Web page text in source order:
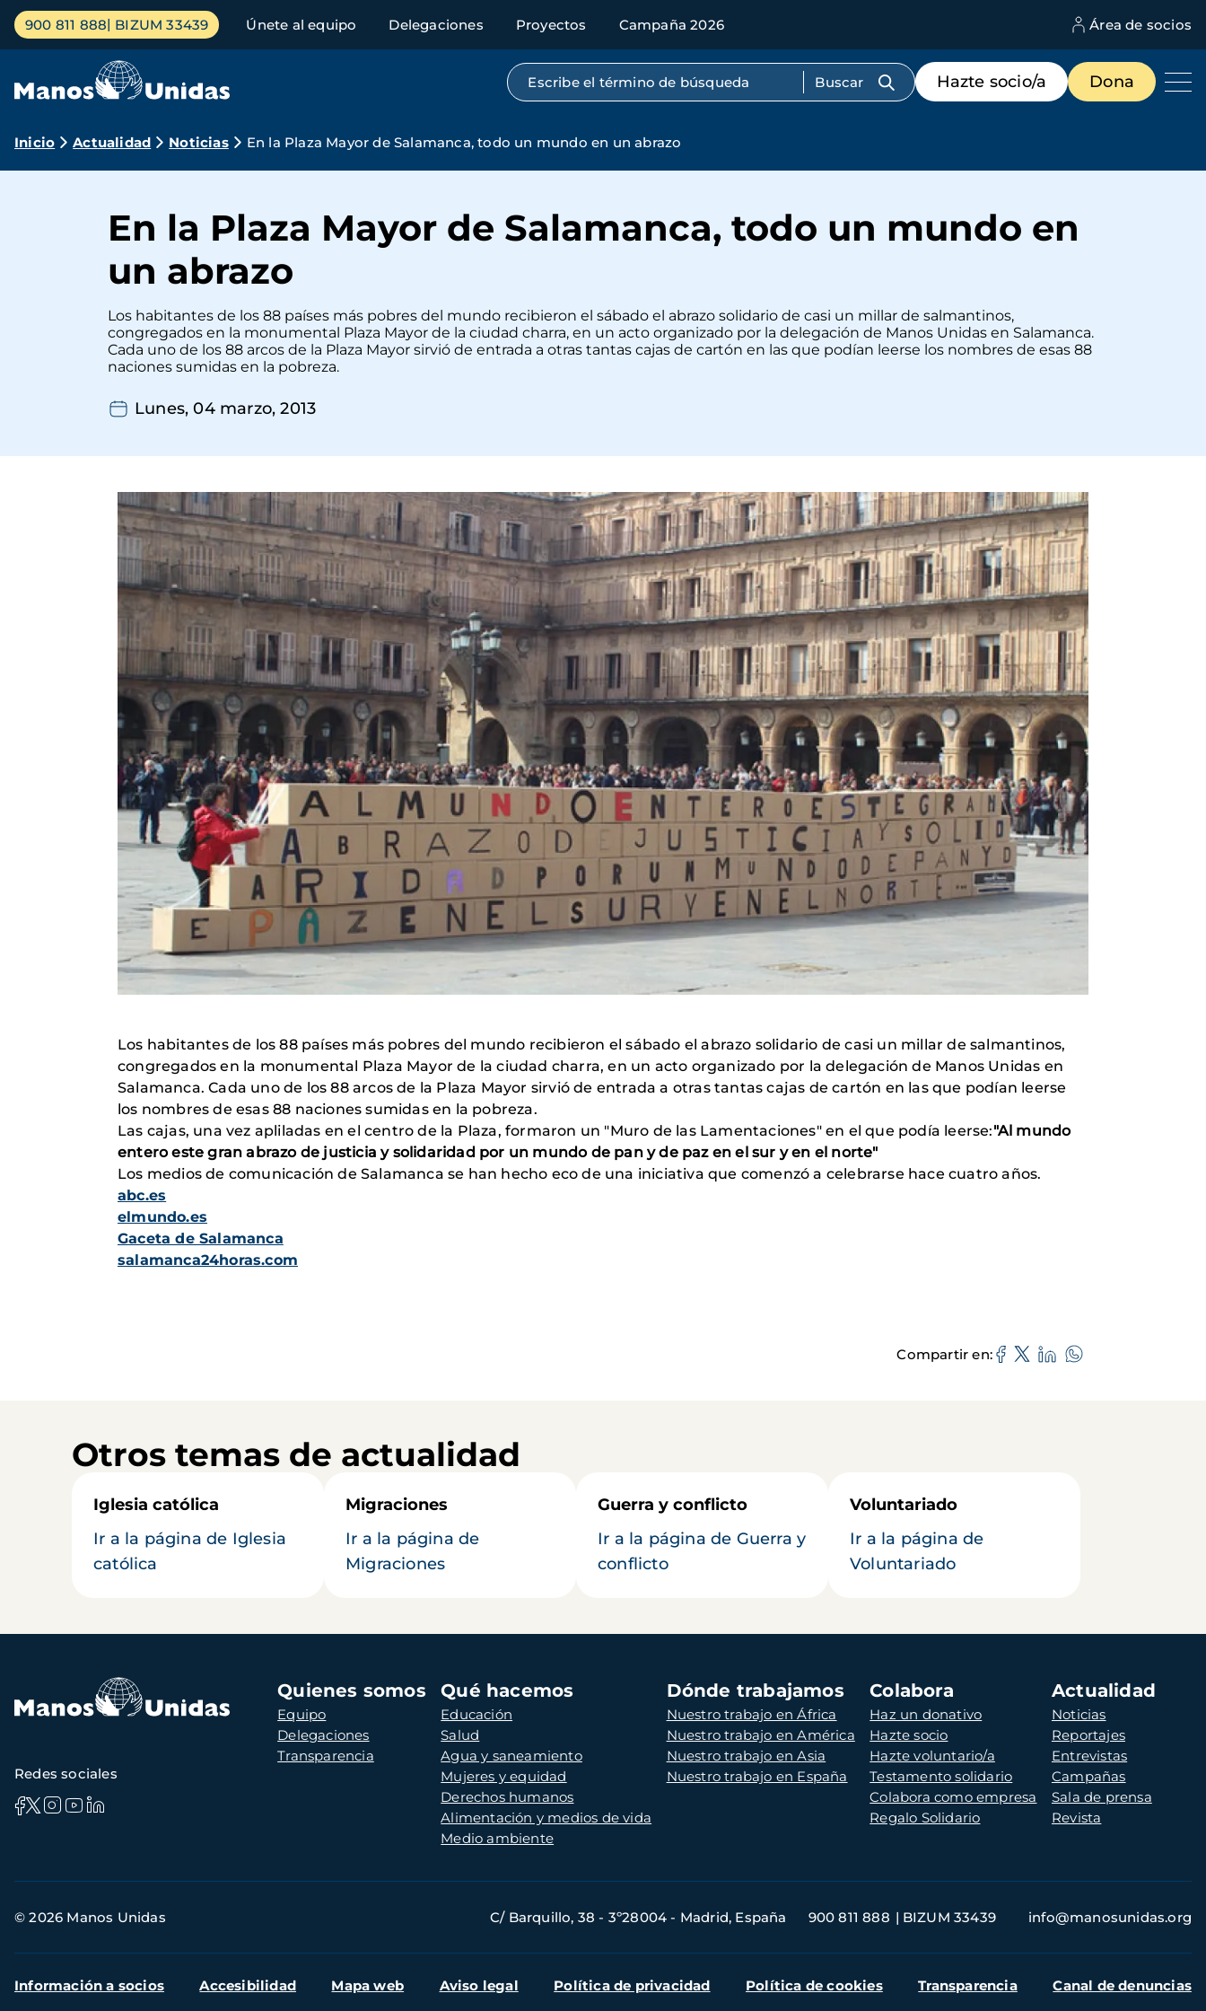
Pasar
contenido
Menú
principal
900 811 888 BIZUM 33439 Únete al equipo Delegaciones Proyectos Campaña 2026 Área de socios
Búsqueda por texto completo
Menú
de
destacados
Hazte socio/a Dona
Ruta
navegación
Inicio Actualidad Noticias En la Plaza Mayor de Salamanca, todo un mundo en un abrazo
En la Plaza Mayor de Salamanca, todo un mundo en
un abrazo
Los habitantes de los 88 países más pobres del mundo recibieron el sábado el abrazo solidario de casi un millar de salmantinos,
congregados en la monumental Plaza Mayor de la ciudad charra, en un acto organizado por la delegación de Manos Unidas en Salamanca.
Cada uno de los 88 arcos de la Plaza Mayor sirvió de entrada a otras tantas cajas de cartón en las que podían leerse los nombres de esas 88
naciones sumidas en la pobreza.
Lunes, 04 marzo, 2013
Los habitantes de los 88 países más pobres del mundo recibieron el sábado el abrazo solidario de casi un millar de salmantinos,
congregados en la monumental Plaza Mayor de la ciudad charra, en un acto organizado por la delegación de Manos Unidas en
Salamanca. Cada uno de los 88 arcos de la Plaza Mayor sirvió de entrada a otras tantas cajas de cartón en las que podían leerse
los nombres de esas 88 naciones sumidas en la pobreza.
Las cajas, una vez apliladas en el centro de la Plaza, formaron un "Muro de las Lamentaciones" en el que podía leerse:"Al mundo
entero este gran abrazo de justicia y solidaridad por un mundo de pan y de paz en el sur y en el norte"
Los medios de comunicación de Salamanca se han hecho eco de una iniciativa que comenzó a celebrarse hace cuatro años.
abc.es
elmundo.es
Gaceta de Salamanca
salamanca24horas.com
Compartir en
Otros temas de actualidad
Iglesia católica
Ir a la página de Iglesia
católica
Migraciones
Ir a la página de
Migraciones
Guerra y conflicto
Ir a la página de Guerra y
conflicto
Voluntariado
Ir a la página de
Voluntariado
Navegación
principal
Quienes somos
Equipo
Delegaciones
Transparencia
Qué hacemos
Educación
Salud
Agua y saneamiento
Mujeres y equidad
Derechos humanos
Alimentación y medios de vida
Medio ambiente
Dónde trabajamos
Nuestro trabajo en África
Nuestro trabajo en América
Nuestro trabajo en Asia
Nuestro trabajo en España
Colabora
Haz un donativo
Hazte socio
Hazte voluntario/a
Testamento solidario
Colabora como empresa
Regalo Solidario
Actualidad
Noticias
Reportajes
Entrevistas
Campañas
Sala de prensa
Revista
Redes sociales
de
© 2026 Manos Unidas C/ Barquillo, 38 - 3º28004 - Madrid, España 900 811 888 BIZUM 33439 info@manosunidas.org
Menú
Información a socios Accesibilidad Mapa web Aviso legal Política de privacidad Política de cookies Transparencia Canal de denuncias